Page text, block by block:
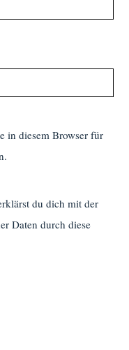
in diesem Browser für
du dich mit der
Daten durch diese